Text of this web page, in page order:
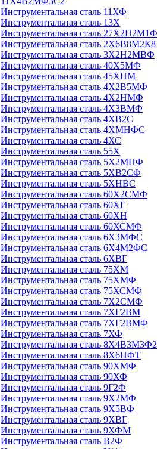
Инструментальная сталь 11ХФ
Инструментальная сталь 13Х
Инструментальная сталь 27Х2Н2М1Ф
Инструментальная сталь 2Х6В8М2К8
Инструментальная сталь 3Х2Н2МВФ
Инструментальная сталь 40Х5МФ
Инструментальная сталь 45ХНМ
Инструментальная сталь 4Х2В5МФ
Инструментальная сталь 4Х2НМФ
Инструментальная сталь 4Х3ВМФ
Инструментальная сталь 4ХВ2С
Инструментальная сталь 4ХМНФС
Инструментальная сталь 4ХС
Инструментальная сталь 55Х
Инструментальная сталь 5Х2МНФ
Инструментальная сталь 5ХВ2СФ
Инструментальная сталь 5ХНВС
Инструментальная сталь 60Х2СМФ
Инструментальная сталь 60ХГ
Инструментальная сталь 60ХН
Инструментальная сталь 60ХСМФ
Инструментальная сталь 6Х3МФС
Инструментальная сталь 6Х4М2ФС
Инструментальная сталь 6ХВГ
Инструментальная сталь 75ХМ
Инструментальная сталь 75ХМФ
Инструментальная сталь 75ХСМФ
Инструментальная сталь 7Х2СМФ
Инструментальная сталь 7ХГ2ВМ
Инструментальная сталь 7ХГ2ВМФ
Инструментальная сталь 7ХФ
Инструментальная сталь 8Х4В3М3Ф2
Инструментальная сталь 8Х6НФТ
Инструментальная сталь 90ХМФ
Инструментальная сталь 90ХФ
Инструментальная сталь 9Г2Ф
Инструментальная сталь 9Х2МФ
Инструментальная сталь 9Х5ВФ
Инструментальная сталь 9ХВГ
Инструментальная сталь 9ХФМ
Инструментальная сталь В2Ф